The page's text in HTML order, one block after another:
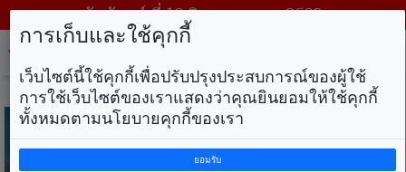
วันจันทร์ ที่ 10 สิงหาคม พ.ศ. 2569
การเก็บและใช้คุกกี้
เว็บไซต์นี้ใช้คุกกี้เพื่อปรับปรุงประสบการณ์ของผู้ใช้
การใช้เว็บไซต์ของเราแสดงว่าคุณยินยอมให้ใช้คุกกี้
ทั้งหมดตามนโยบายคุกกี้ของเรา
ยอมรับ